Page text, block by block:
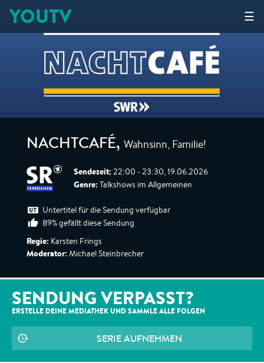
☰
YOUTV
NACHTCAFÉ, Wahnsinn, Familie!
Sendezeit: 22:00 - 23:30, 19.06.2026
Genre: Talkshows im Allgemeinen
Untertitel für die Sendung verfügbar
89% gefällt diese Sendung
Regie: Karsten Frings
Moderator: Michael Steinbrecher
SENDUNG VERPASST?
ERSTELLE DEINE MEDIATHEK UND SAMMLE ALLE FOLGEN
SERIE AUFNEHMEN